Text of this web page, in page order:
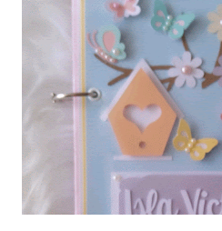
tema ursinha princesa
scrapbook no tema
detalhes em lilás Interior
tamanho 10X15, que são
plásticos Nossos produtos
com corte e colagem de
camadas, com um
álbuns personalizados para
uma gravidinha querida